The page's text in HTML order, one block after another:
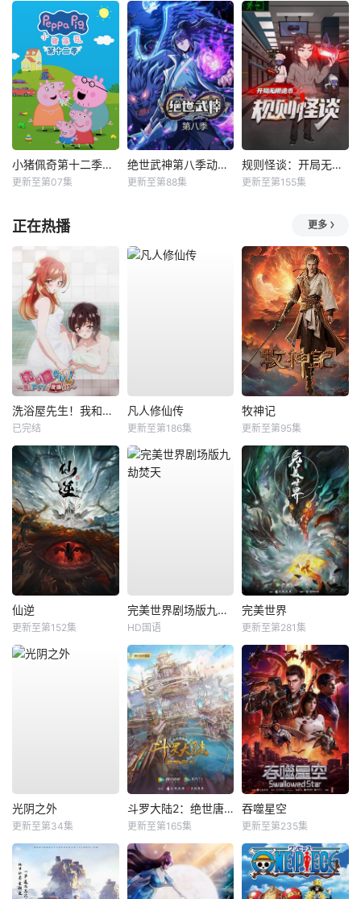
小猪佩奇第十二季国语
更新至第07集
绝世武神第八季动态漫
更新至第88集
规则怪谈：开局无限诡币动态漫
更新至第155集
正在热播 更多
洗浴屋先生！我和那家伙在女浴池！？
已完结
凡人修仙传
更新至第186集
牧神记
更新至第95集
仙逆
更新至第152集
完美世界剧场版九劫焚天
HD国语
完美世界
更新至第281集
光阴之外
更新至第34集
斗罗大陆2：绝世唐门
更新至第165集
吞噬星空
更新至第235集